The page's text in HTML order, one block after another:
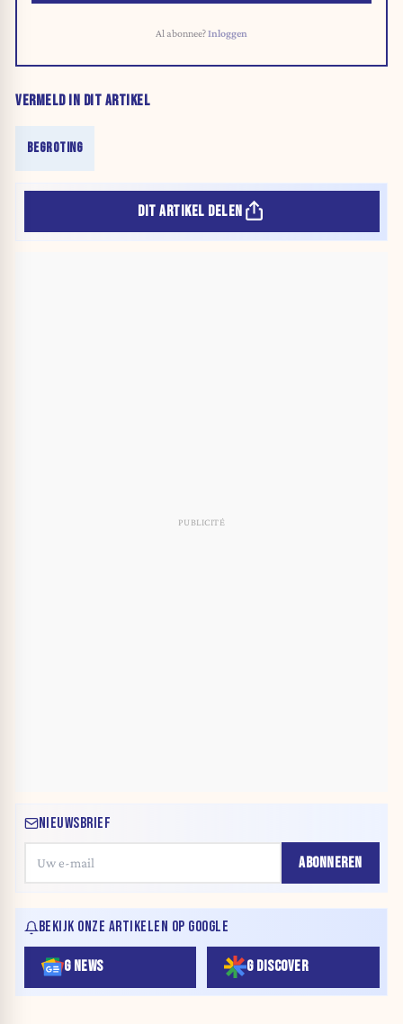
Al abonnee?Inloggen
VERMELD IN DIT ARTIKEL
BEGROTING
DIT ARTIKEL DELEN
NIEUWSBRIEF
ABONNEREN
BEKIJK ONZE ARTIKELEN OP GOOGLE
G NEWS G DISCOVER